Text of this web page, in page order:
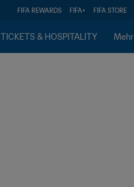
FIFA REWARDS FIFA+ FIFA STORE
TICKETS & HOSPITALITY Mehr